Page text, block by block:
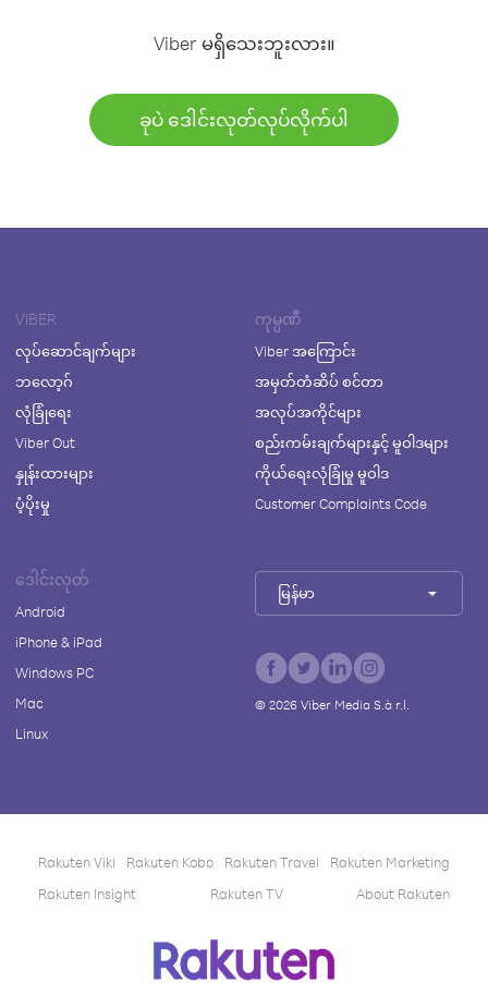
Viber မရှိသေးဘူးလား။
ခုပဲ ဒေါင်းလုတ်လုပ်လိုက်ပါ
VIBER
လုပ်ဆောင်ချက်များ
ဘလော့ဂ်
လုံခြုံရေး
Viber Out
နှုန်းထားများ
ပံ့ပိုးမှု
ကုမ္ပဏီ
Viber အကြောင်း
အမှတ်တံဆိပ် စင်တာ
အလုပ်အကိုင်များ
စည်းကမ်းချက်များနှင့် မူဝါဒများ
ကိုယ်ရေးလုံခြုံမှု မူဝါဒ
Customer Complaints Code
ဒေါင်းလုတ်
Android
iPhone & iPad
Windows PC
Mac
Linux
မြန်မာ
© 2026Viber Media S.à r.l.
Rakuten Viki Rakuten Kobo Rakuten Travel
Rakuten Marketing
Rakuten Insight
Rakuten TV About Rakuten